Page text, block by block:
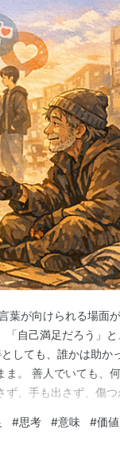
葉が向けられる場面
自己満足だろう」
しても、誰かは助か
ま。 善人でいても、
、手も出さず、傷つ
い人だと思われたい
も…
#思考 #意味 #価値